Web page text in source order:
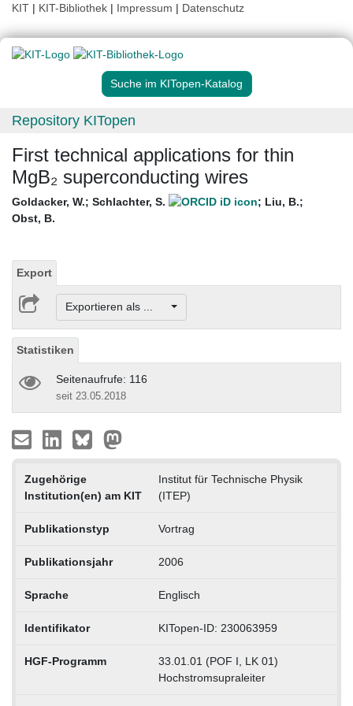
KIT | KIT-Bibliothek | Impressum | Datenschutz
Suche im KITopen-Katalog
Repository KITopen
First technical applications for thin
MgB₂ superconducting wires
Goldacker, W.; Schlachter, S. ; Liu, B.;
Obst, B.
Export
Exportieren als ...
Statistiken
Seitenaufrufe: 116
seit 23.05.2018
Zugehörige
Institution(en) am KIT
Institut für Technische Physik
(ITEP)
Publikationstyp Vortrag
Publikationsjahr 2006
Sprache Englisch
Identifikator KITopen-ID: 230063959
HGF-Programm
33.01.01 (POF I, LK 01)
Hochstromsupraleiter